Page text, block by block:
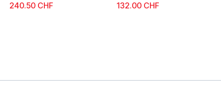
240.50 CHF 132.00CHF